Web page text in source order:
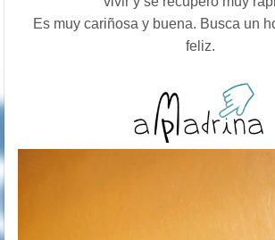
Es muy cariñosa y buena. Busca un
feliz.